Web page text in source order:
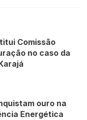
Comissão
no caso da
ouro na
Energética